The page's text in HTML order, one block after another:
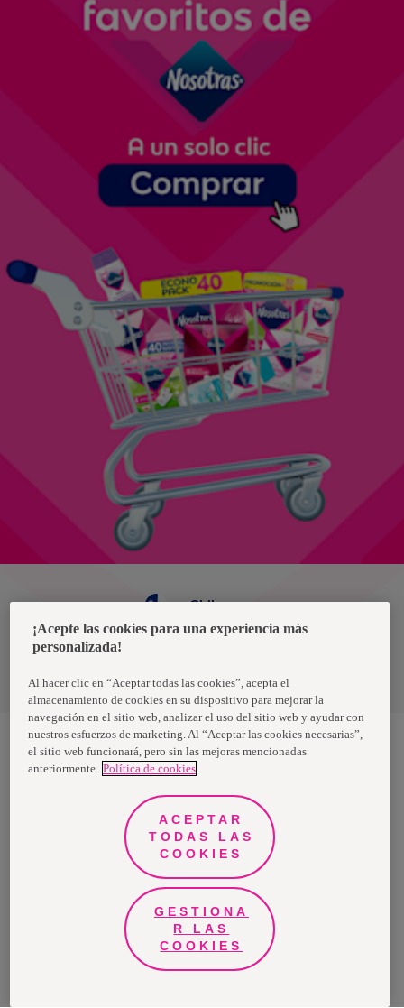
Términos y condiciones
Chile
Nosotras, una marca de Essity - una compañía global líder en
mundo, utilizan nuestros productos, servicios y soluciones. Nuestro
propósito es romper barreras por el bienestar en beneficio de
consumidores, pacientes, cuidadores, clientes y la sociedad en
general. Vendemos en aproximadamente 150 países bajo las
principales marcas globales TENA y Tork, así como otras marcas
como Actimove, Cutimed, JOBST, Knix, Leukoplast, Libero, Libresse,
Lotus, Modibodi, Nosotras, Saba, Tempo, TOM Organic y Zewa. En
2024, Essity tuvo ventas de aproximadamente 13 mil millones de
euros y empleó a 36,000 personas. La sede de la compañía está
ubicada en Estocolmo, Suecia, y Essity cotiza en Nasdaq Estocolmo.
Más información en www.essity.com.
¡Acepte las cookies para una experiencia más
personalizada!
Al hacer clic en “Aceptar todas las cookies”, acepta el
almacenamiento de cookies en su dispositivo para mejorar la
navegación en el sitio web, analizar el uso del sitio web y ayudar con
nuestros esfuerzos de marketing. Al “Aceptar las cookies necesarias”,
el sitio web funcionará, pero sin las mejoras mencionadas
anteriormente. Política de cookies
ACEPTAR
TODAS LAS
COOKIES
GESTIONA
R LAS
COOKIES